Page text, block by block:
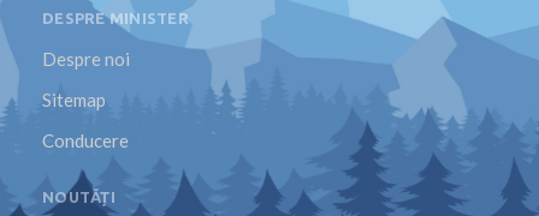
DESPRE MINISTER
Despre noi
Sitemap
Conducere
NOUTĂȚI